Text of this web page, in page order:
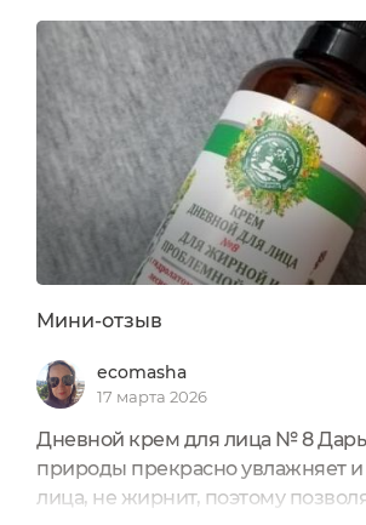
развиваться, гасит очаги
порам забиваться. Имеет
аромат, приятную легкую
удобнейший дозатор. Отличный
время год...
Мини-отзыв
ecomasha
17 марта 2026
Дневной крем для лица № 8
природы прекрасно увлажняет и
лица, не жирнит, поэтому